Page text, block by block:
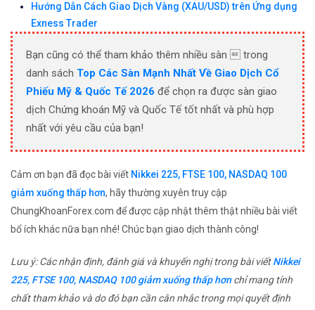
Hướng Dẫn Cách Giao Dịch Vàng (XAU/USD) trên Ứng dụng
Exness Trader
Bạn cũng có thể tham khảo thêm nhiều sàn  trong
danh sách Top Các Sàn Mạnh Nhất Về Giao Dịch Cổ
Phiếu Mỹ & Quốc Tế 2026 để chọn ra được sàn giao
dịch Chứng khoán Mỹ và Quốc Tế tốt nhất và phù hợp
nhất với yêu cầu của bạn!
Cảm ơn bạn đã đọc bài viết Nikkei 225, FTSE 100, NASDAQ 100
giảm xuống thấp hơn​, hãy thường xuyên truy cập
ChungKhoanForex.com để được cập nhật thêm thật nhiều bài viết
bổ ích khác nữa bạn nhé! Chúc bạn giao dịch thành công!
Lưu ý: Các nhận định, đánh giá và khuyến nghị trong bài viếtNikkei
225, FTSE 100, NASDAQ 100 giảm xuống thấp hơn​chỉ mang tính
chất tham khảo và do đó bạn cần cân nhắc trong mọi quyết định